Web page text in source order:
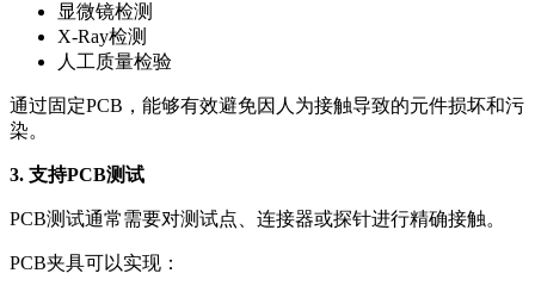
显微镜检测
X-Ray检测
人工质量检验
通过固定PCB，能够有效避免因人为接触导致的元件损坏和污
染。
3. 支持PCB测试
PCB测试通常需要对测试点、连接器或探针进行精确接触。
PCB夹具可以实现：